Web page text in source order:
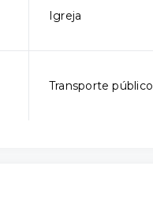
Igreja
Transporte público